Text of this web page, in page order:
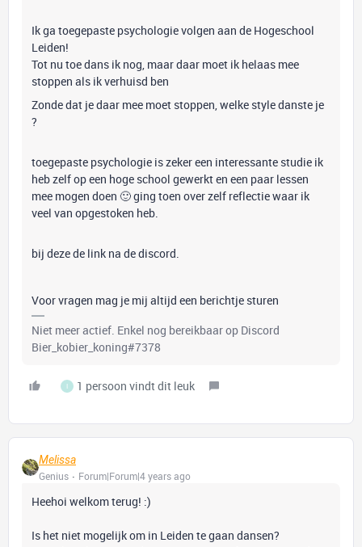
Ik ga toegepaste psychologie volgen aan de Hogeschool
Leiden!
Tot nu toe dans ik nog, maar daar moet ik helaas mee
stoppen als ik verhuisd ben
Zonde dat je daar mee moet stoppen, welke style danste je
?
toegepaste psychologie is zeker een interessante studie ik
heb zelf op een hoge school gewerkt en een paar lessen
mee mogen doen 🙂 ging toen over zelf reflectie waar ik
veel van opgestoken heb.
bij deze de link na de discord.
Voor vragen mag je mij altijd een berichtje sturen
Niet meer actief. Enkel nog bereikbaar op Discord
Bier_kobier_koning#7378
I 1 persoon vindt dit leuk
Melissa
Genius
Forum|Forum|4 years ago
Heehoi welkom terug! :)
Is het niet mogelijk om in Leiden te gaan dansen?